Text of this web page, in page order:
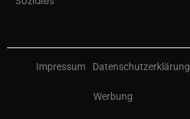
Impressum Datenschutzerklärung
Werbung